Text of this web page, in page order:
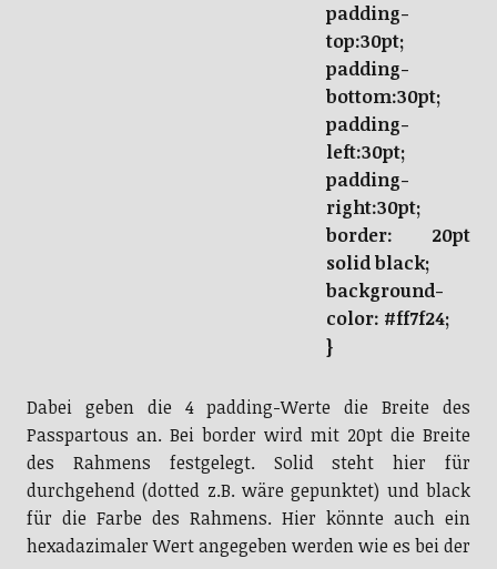
padding-
top:30pt;
padding-
bottom:30pt;
padding-
left:30pt;
padding-
right:30pt;
border: 20pt
solid black;
background-
color: #ff7f24;
}
Dabei geben die 4 padding-Werte die Breite des
Passpartous an. Bei border wird mit 20pt die Breite
des Rahmens festgelegt. Solid steht hier für
durchgehend (dotted z.B. wäre gepunktet) und black
für die Farbe des Rahmens. Hier könnte auch ein
hexadazimaler Wert angegeben werden wie es bei der